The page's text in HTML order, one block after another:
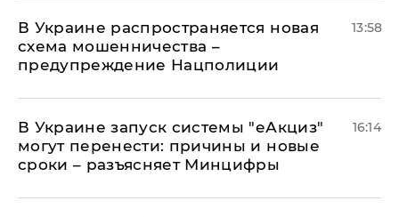
В Украине распространяется новая
схема мошенничества –
предупреждение Нацполиции
13:58
В Украине запуск системы "еАкциз"
могут перенести: причины и новые
сроки – разъясняет Минцифры
16:14